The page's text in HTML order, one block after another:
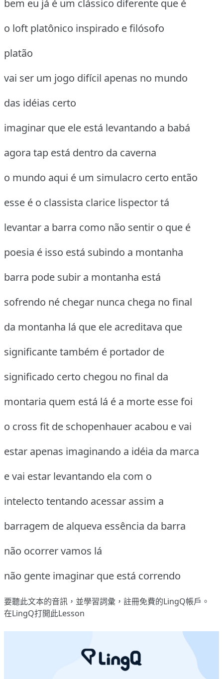
bem eu já é um clássico diferente que é
o loft platônico inspirado e filósofo
platão
vai ser um jogo difícil apenas no mundo
das idéias certo
imaginar que ele está levantando a babá
agora tap está dentro da caverna
o mundo aqui é um simulacro certo então
esse é o classista clarice lispector tá
levantar a barra como não sentir o que é
poesia é isso está subindo a montanha
barra pode subir a montanha está
sofrendo né chegar nunca chega no final
da montanha lá que ele acreditava que
significante também é portador de
significado certo chegou no final da
montaria quem está lá é a morte esse foi
o cross fit de schopenhauer acabou e vai
estar apenas imaginando a idéia da marca
e vai estar levantando ela com o
intelecto tentando acessar assim a
barragem de alqueva essência da barra
não ocorrer vamos lá
não gente imaginar que está correndo
要聽此文本的音訊，並學習詞彙， 註冊免費的LingQ帳戶。
在LingQ打開此Lesson